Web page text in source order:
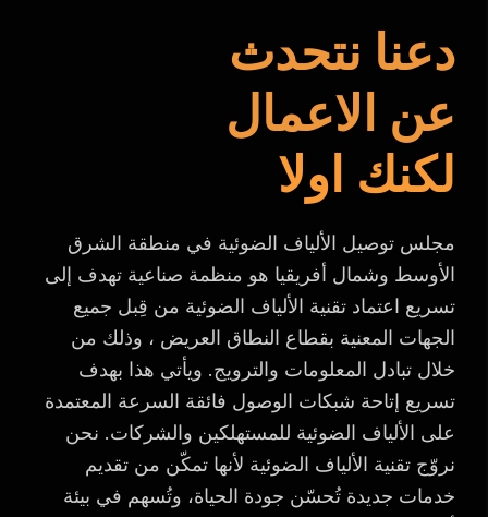
دعنا نتحدث
عن الاعمال
لكنك اولا
مجلس توصيل الألياف الضوئية في منطقة الشرق
الأوسط وشمال أفريقيا هو منظمة صناعية تهدف إلى
تسريع اعتماد تقنية الألياف الضوئية من قِبل جميع
الجهات المعنية بقطاع النطاق العريض ، وذلك من
خلال تبادل المعلومات والترويج. ويأتي هذا بهدف
تسريع إتاحة شبكات الوصول فائقة السرعة المعتمدة
على الألياف الضوئية للمستهلكين والشركات. نحن
نروّج تقنية الألياف الضوئية لأنها تمكّن من تقديم
خدمات جديدة تُحسّن جودة الحياة، وتُسهم في بيئة